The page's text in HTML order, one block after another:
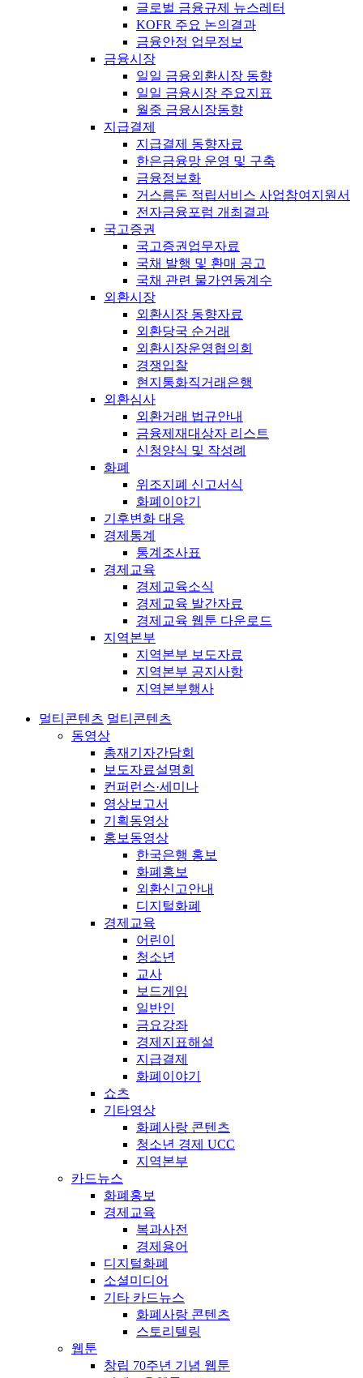
글로벌 금융규제 뉴스레터
KOFR 주요 논의결과
금융안정 업무정보
금융시장
일일 금융외환시장 동향
일일 금융시장 주요지표
월중 금융시장동향
지급결제
지급결제 동향자료
한은금융망 운영 및 구축
금융정보화
거스름돈 적립서비스 사업참여지원서
전자금융포럼 개최결과
국고증권
국고증권업무자료
국채 발행 및 환매 공고
국채 관련 물가연동계수
외환시장
외환시장 동향자료
외환당국 순거래
외환시장운영협의회
경쟁입찰
현지통화직거래은행
외환심사
외환거래 법규안내
금융제재대상자 리스트
신청양식 및 작성례
화폐
위조지폐 신고서식
화폐이야기
기후변화 대응
경제통계
통계조사표
경제교육
경제교육소식
경제교육 발간자료
경제교육 웹툰 다운로드
지역본부
지역본부 보도자료
지역본부 공지사항
지역본부행사
멀티콘텐츠 멀티콘텐츠
동영상
총재기자간담회
보도자료설명회
컨퍼런스·세미나
영상보고서
기획동영상
홍보동영상
한국은행 홍보
화폐홍보
외환신고안내
디지털화폐
경제교육
어린이
청소년
교사
보드게임
일반인
금요강좌
경제지표해설
지급결제
화폐이야기
쇼츠
기타영상
화폐사랑 콘텐츠
청소년 경제 UCC
지역본부
카드뉴스
화폐홍보
경제교육
복과사전
경제용어
디지털화폐
소셜미디어
기타 카드뉴스
화폐사랑 콘텐츠
스토리텔링
웹툰
창립 70주년 기념 웹툰